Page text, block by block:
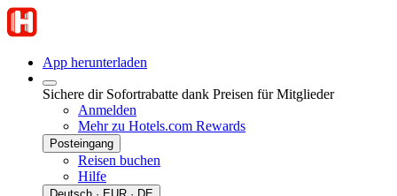
App herunterladen
Sichere dir Sofortrabatte dank Preisen für Mitglieder
Anmelden
Mehr zu Hotels.com Rewards
Posteingang
Reisen buchen
Hilfe